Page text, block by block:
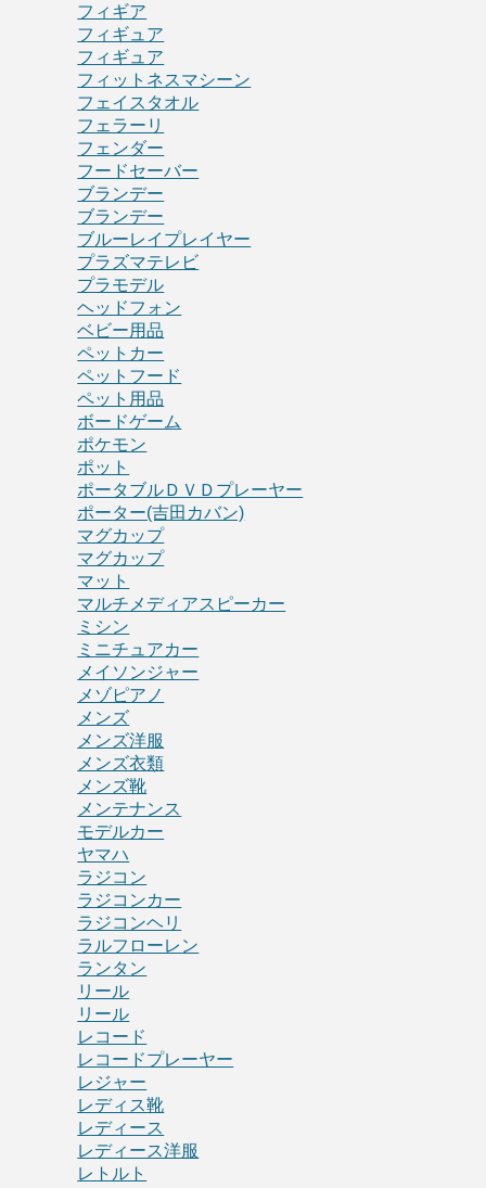
フィギア
フィギュア
フィギュア
フィットネスマシーン
フェイスタオル
フェラーリ
フェンダー
フードセーバー
ブランデー
ブランデー
ブルーレイプレイヤー
プラズマテレビ
プラモデル
ヘッドフォン
ベビー用品
ペットカー
ペットフード
ペット用品
ボードゲーム
ポケモン
ポット
ポータブルＤＶＤプレーヤー
ポーター(吉田カバン)
マグカップ
マグカップ
マット
マルチメディアスピーカー
ミシン
ミニチュアカー
メイソンジャー
メゾピアノ
メンズ
メンズ洋服
メンズ衣類
メンズ靴
メンテナンス
モデルカー
ヤマハ
ラジコン
ラジコンカー
ラジコンヘリ
ラルフローレン
ランタン
リール
リール
レコード
レコードプレーヤー
レジャー
レディス靴
レディース
レディース洋服
レトルト